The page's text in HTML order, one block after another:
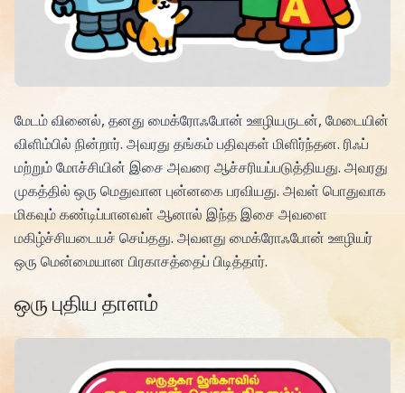
மேடம் வினைல், தனது மைக்ரோஃபோன் ஊழியருடன், மேடையின்
விளிம்பில் நின்றார். அவரது தங்கம் பதிவுகள் மிளிர்ந்தன. ரிஃப்
மற்றும் மோச்சியின் இசை அவரை ஆச்சரியப்படுத்தியது. அவரது
முகத்தில் ஒரு மெதுவான புன்னகை பரவியது. அவள் பொதுவாக
மிகவும் கண்டிப்பானவள் ஆனால் இந்த இசை அவளை
மகிழ்ச்சியடையச் செய்தது. அவளது மைக்ரோஃபோன் ஊழியர்
ஒரு மென்மையான பிரகாசத்தைப் பிடித்தார்.
ஒரு புதிய தாளம்